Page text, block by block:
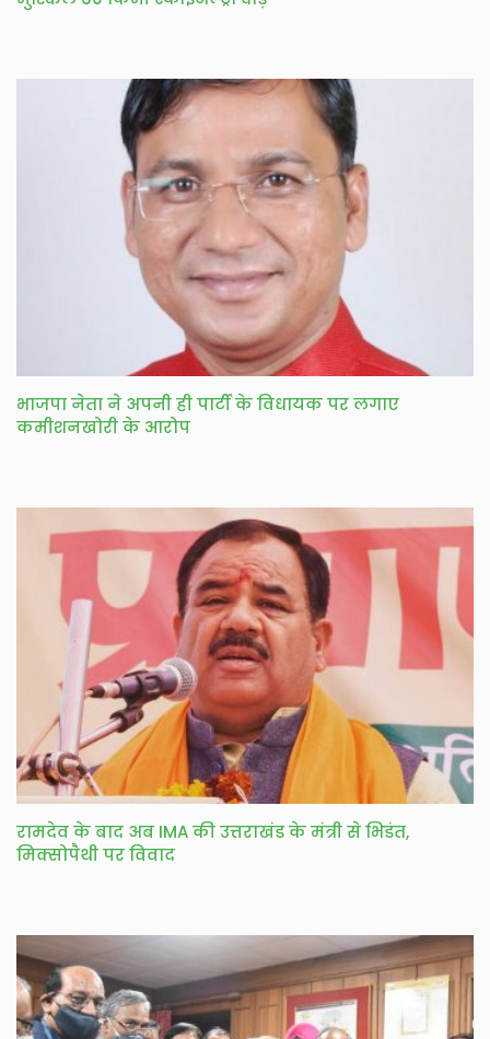
भाजपा नेता ने अपनी ही पार्टी के विधायक पर लगाए
कमीशनखोरी के आरोप
रामदेव के बाद अब IMA की उत्तराखंड के मंत्री से भिडंत,
मिक्सोपैथी पर विवाद